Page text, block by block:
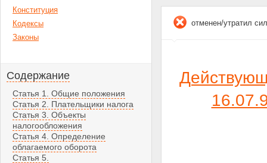
Конституция
Кодексы
Законы
Содержание
Статья 1. Общие положения
Статья 2. Плательщики налога
Статья 3. Объекты
налогообложения
Статья 4. Определение
облагаемого оборота
Статья 5.
отменен/утратил